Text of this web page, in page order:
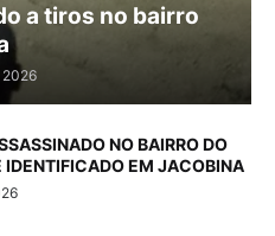
a tiros no bairro
NO BAIRRO DO
IDENTIFICADO EM JACOBINA